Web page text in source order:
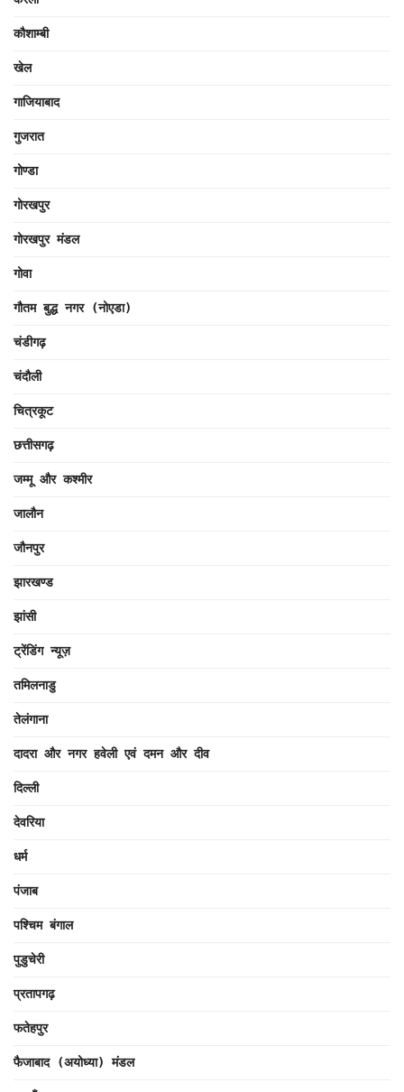
कौशाम्बी
खेल
गाजियाबाद
गुजरात
गोण्डा
गोरखपुर
गोरखपुर मंडल
गोवा
गौतम बुद्ध नगर (नोएडा)
चंडीगढ़
चंदौली
चित्रकूट
छत्तीसगढ़
जम्मू और कश्मीर
जालौन
जौनपुर
झारखण्ड
झांसी
ट्रेंडिंग न्यूज़
तमिलनाडु
तेलंगाना
दादरा और नगर हवेली एवं दमन और दीव
दिल्ली
देवरिया
धर्म
पंजाब
पश्चिम बंगाल
पुडुचेरी
प्रतापगढ़
फतेहपुर
फैजाबाद (अयोध्या) मंडल